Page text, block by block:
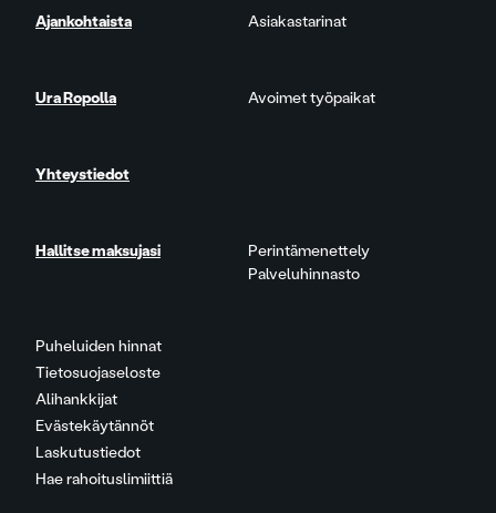
Puheluiden hinnat
Tietosuojaseloste
Alihankkijat
Evästekäytännöt
Laskutustiedot
Hae rahoituslimiittiä
Ajankohtaista Asiakastarinat
Ura Ropolla Avoimet työpaikat
Yhteystiedot
Hallitse maksujasi
Perintämenettely
Palveluhinnasto